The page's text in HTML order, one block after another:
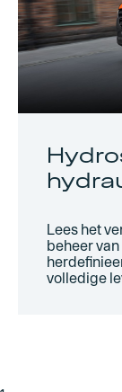
Lees het
beheer
volledige